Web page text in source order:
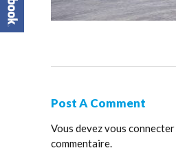
Post A Comment
Vous devezvous connecter
commentaire.